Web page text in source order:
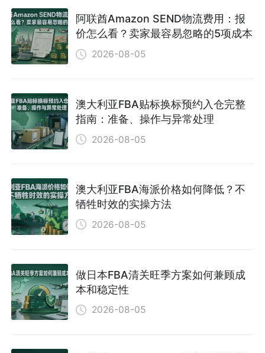
阿联酋Amazon SEND物流费用：报
价怎么看？卖家最容易忽略的5项成本
2026-08-05
澳大利亚FBA贴标换标预约入仓完整
指南：准备、操作与异常处理
2026-08-05
澳大利亚FBA海派价格如何降低？不
牺牲时效的实操方法
2026-08-05
做日本FBA清关旺季方案如何兼顾成
本和稳定性
2026-08-05